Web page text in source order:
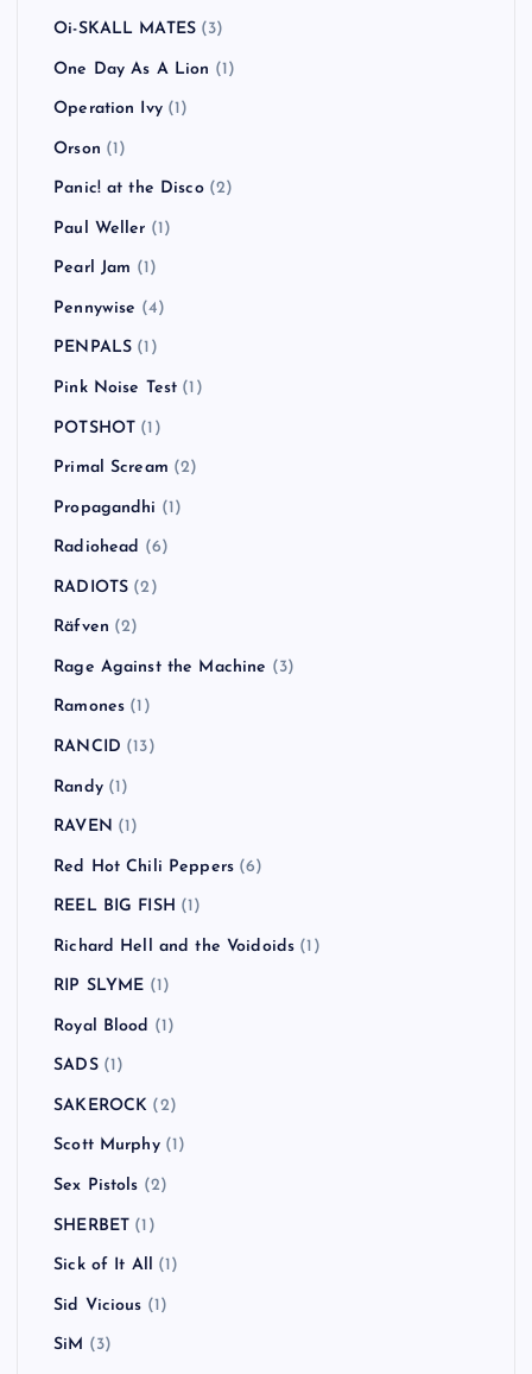
Oi-SKALL MATES (3)
One Day As A Lion (1)
Operation Ivy(1)
Orson (1)
Panic! at the Disco(2)
Paul Weller (1)
Pearl Jam (1)
Pennywise (4)
PENPALS (1)
Pink Noise Test (1)
POTSHOT (1)
Primal Scream (2)
Propagandhi (1)
Radiohead (6)
RADIOTS (2)
Räfven (2)
Rage Against the Machine (3)
Ramones (1)
RANCID (13)
Randy(1)
RAVEN (1)
Red Hot Chili Peppers (6)
REEL BIG FISH (1)
Richard Hell and the Voidoids (1)
RIP SLYME (1)
Royal Blood (1)
SADS(1)
SAKEROCK (2)
Scott Murphy(1)
Sex Pistols (2)
SHERBET (1)
Sick of It All (1)
Sid Vicious (1)
SiM (3)